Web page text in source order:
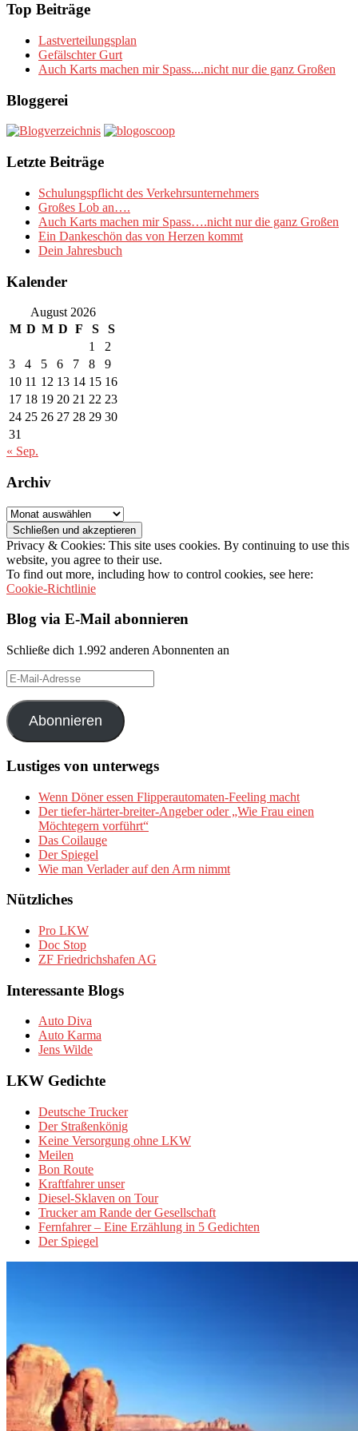
Top Beiträge
Lastverteilungsplan
Gefälschter Gurt
Auch Karts machen mir Spass....nicht nur die ganz Großen
Bloggerei
Letzte Beiträge
Schulungspflicht des Verkehrsunternehmers
Großes Lob an….
Auch Karts machen mir Spass….nicht nur die ganz Großen
Ein Dankeschön das von Herzen kommt
Dein Jahresbuch
Kalender
August 2026
M D M D F S
S
1
2
3
4 5 6 7 8
9
10 11 12 13 14 15 16
17 18 19 20 21 22 23
24 25 26 27 28 29 30
31
« Sep.
Archiv
Archiv
Privacy & Cookies: This site uses cookies. By continuing to use this
website, you agree to their use.
To find out more, including how to control cookies, see here:
Cookie-Richtlinie
Blog via E-Mail abonnieren
Schließe dich 1.992 anderen Abonnenten an
E-
Mail-
Adresse
Abonnieren
Lustiges von unterwegs
Wenn Döner essen Flipperautomaten-Feeling macht
Der tiefer-härter-breiter-Angeber oder „Wie Frau einen
Möchtegern vorführt“
Das Coilauge
Der Spiegel
Wie man Verlader auf den Arm nimmt
Nützliches
Pro LKW
Doc Stop
ZF Friedrichshafen AG
Interessante Blogs
Auto Diva
Auto Karma
Jens Wilde
LKW Gedichte
Deutsche Trucker
Der Straßenkönig
Keine Versorgung ohne LKW
Meilen
Bon Route
Kraftfahrer unser
Diesel-Sklaven on Tour
Trucker am Rande der Gesellschaft
Fernfahrer – Eine Erzählung in 5 Gedichten
Der Spiegel